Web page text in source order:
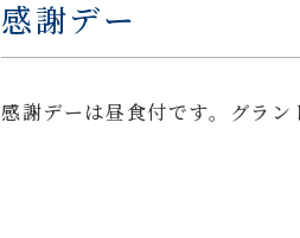
感謝デー
感謝デーは昼食付です。グラ